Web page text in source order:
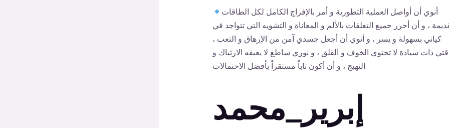
أنوي أن أواصل العملية التطورية و أمر بالإفراج الكامل لكل الطاقات
، و أن أحرر جميع التعلقات بالألم و المعاناة و التشويه التي تتواجد في
كياني بسهولة و يسر ، و أنوي أن أجعل جسدي آمن من الإرهاق و التعب ،
ذات سيادة لا تحتوي الخوف و القلق ، و نوري ساطع لا يعيقه الارتباك و
التهيج ، و أن أكون ثاباً مستقراً بأفضل الاحتمالات
إبرير_محمد